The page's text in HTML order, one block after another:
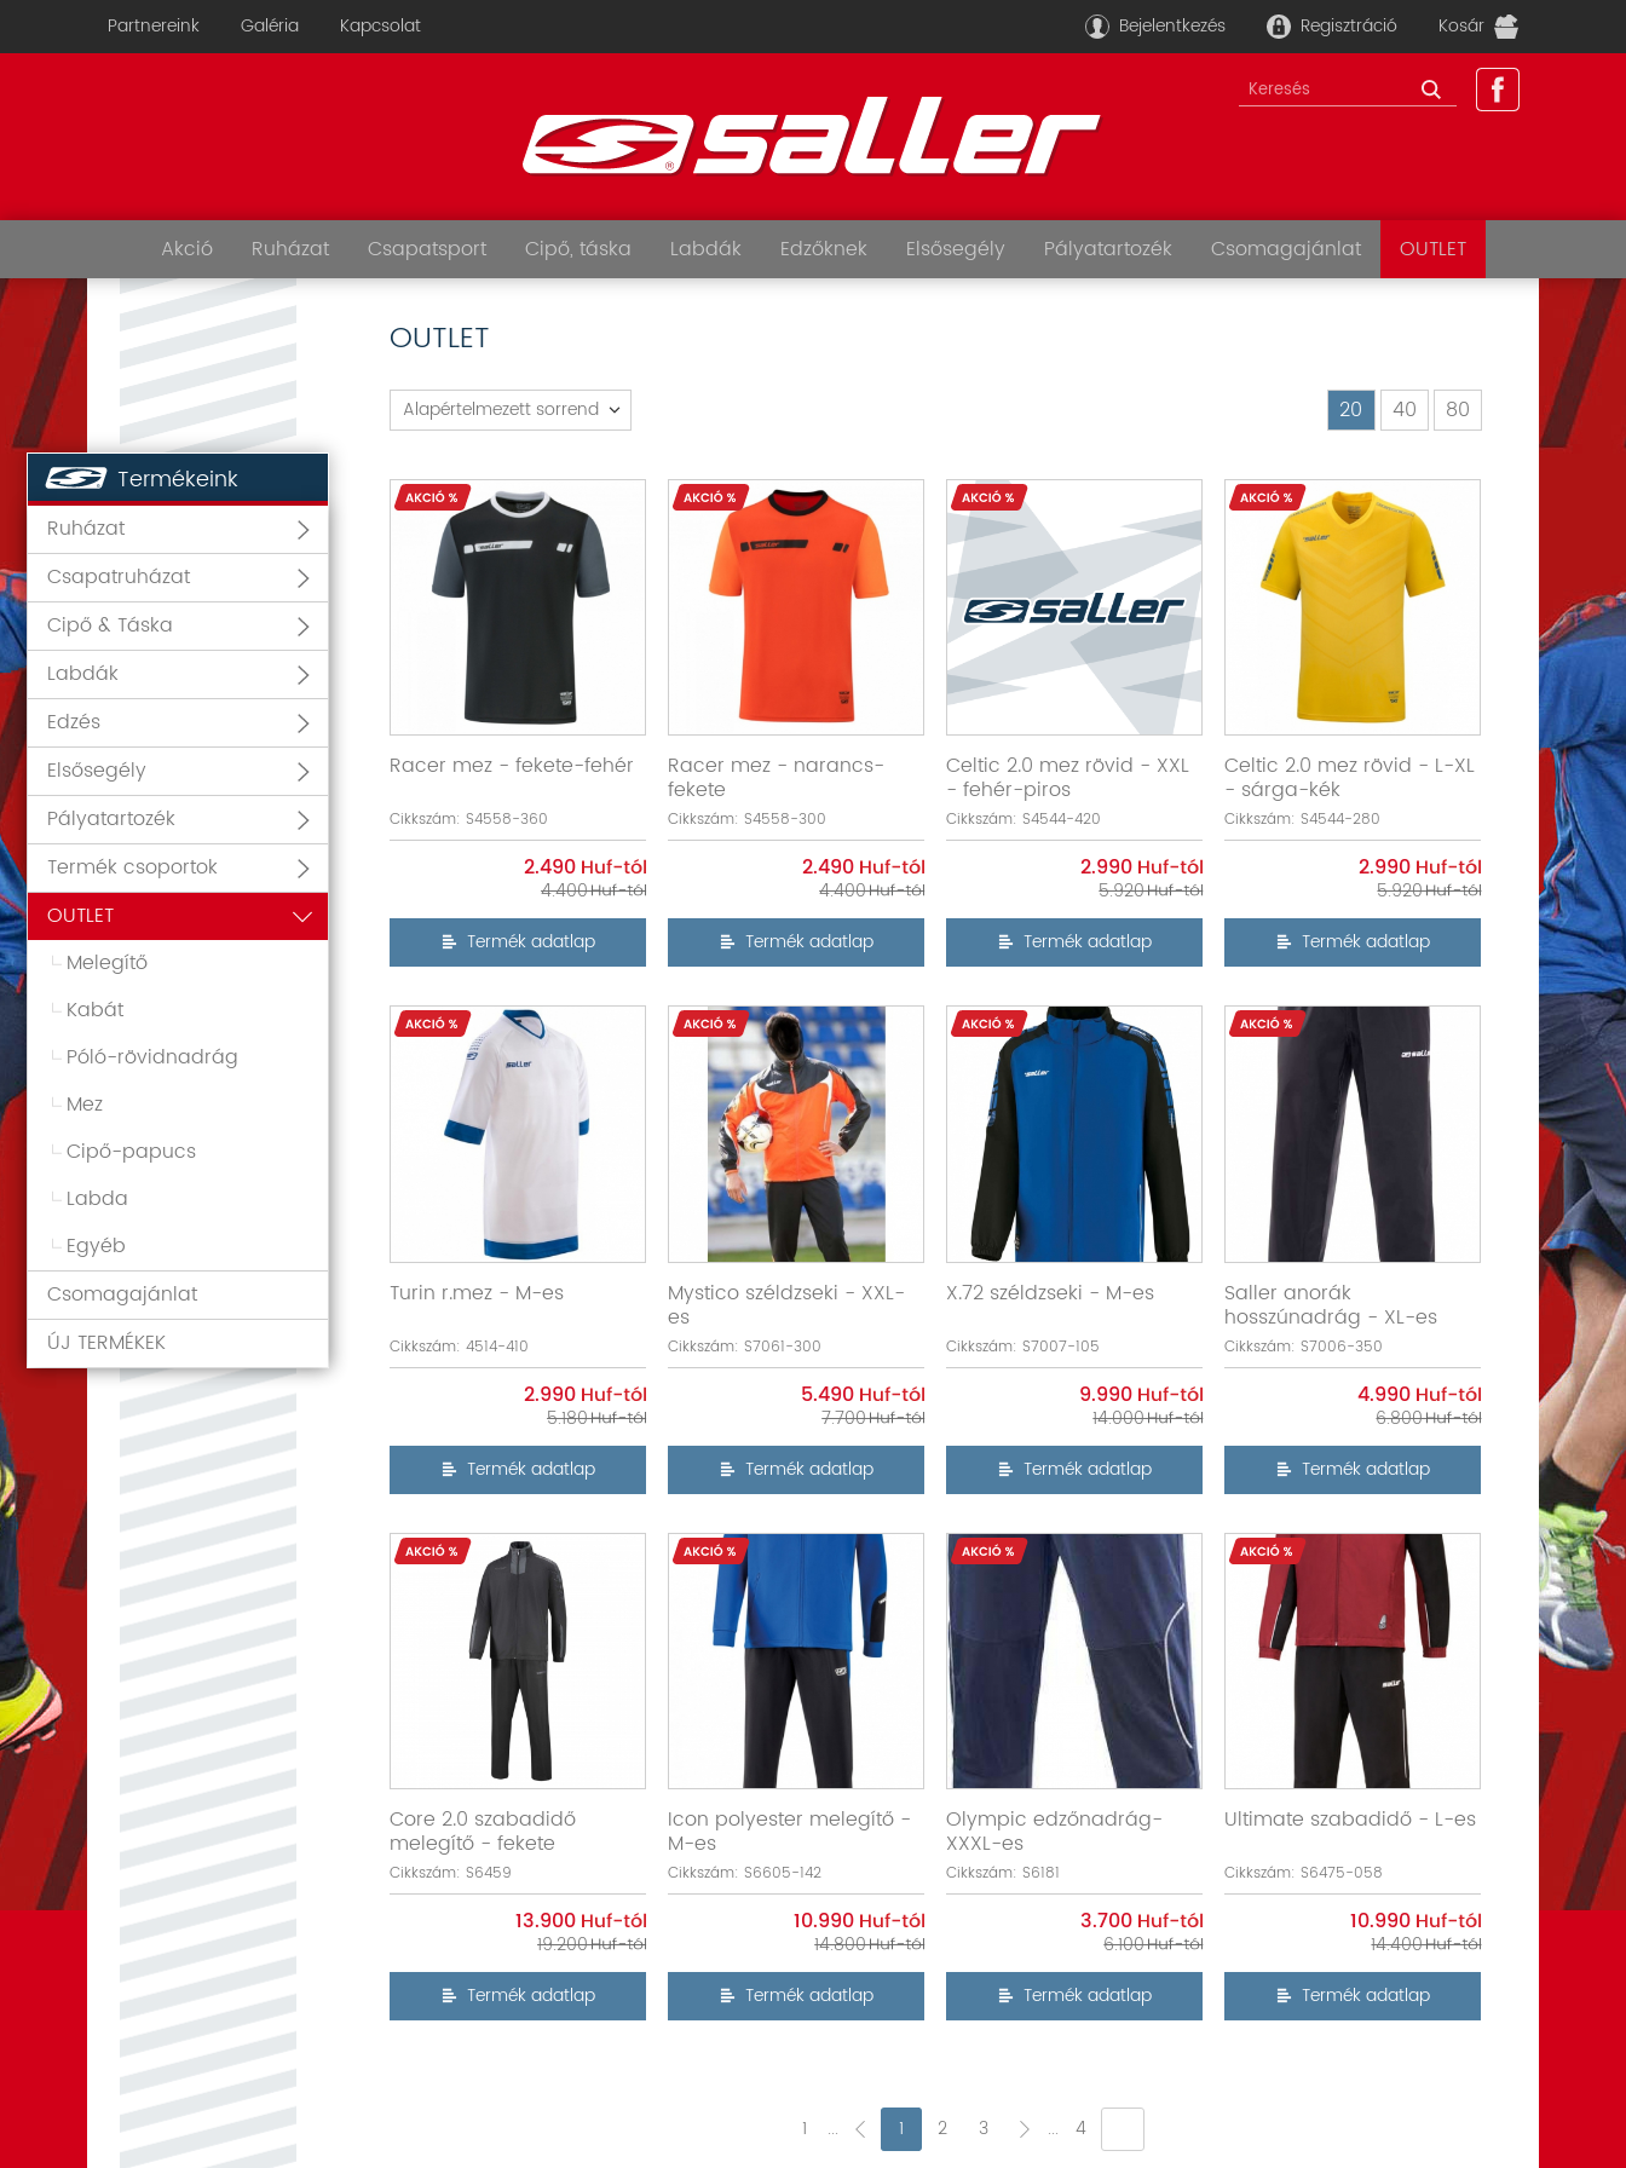
Partnereink Galéria Kapcsolat Bejelentkezés Regisztráció Kosár
Akció Ruházat Csapatsport Cipő, táska Labdák Edzőknek Elsősegély Pályatartozék Csomagajánlat OUTLET
Termékeink
Ruházat
Csapatruházat
Cipő & Táska
Labdák
Edzés
Elsősegély
Pályatartozék
Termék csoportok
OUTLET
Melegítő
Kabát
Póló-rövidnadrág
Mez
Cipő-papucs
Labda
Egyéb
Csomagajánlat
ÚJ TERMÉKEK
OUTLET
Alapértelmezett sorrend 20 40 80
Racer mez - fekete-fehér
Cikkszám: S4558-360
2.490
4.400
Termék adatlap
Racer mez - narancs-
fekete
Cikkszám: S4558-300
2.490
4.400
Termék adatlap
Celtic 2.0 mez rövid - XXL
- fehér-piros
Cikkszám: S4544-420
2.990
5.920
Termék adatlap
Celtic 2.0 mez rövid - L-XL
- sárga-kék
Cikkszám: S4544-280
2.990
5.920
Termék adatlap
Turin r.mez - M-es
Cikkszám: 4514-410
2.990
5.180
Termék adatlap
Mystico széldzseki - XXL-
es
Cikkszám: S7061-300
5.490
7.700
Termék adatlap
X.72 széldzseki - M-es
Cikkszám: S7007-105
9.990
14.000
Termék adatlap
Saller anorák
hosszúnadrág - XL-es
Cikkszám: S7006-350
4.990
6.800
Termék adatlap
Core 2.0 szabadidő
melegítő - fekete
Cikkszám: S6459
13.900
19.200
Termék adatlap
Icon polyester melegítő -
M-es
Cikkszám: S6605-142
10.990
14.800
Termék adatlap
Olympic edzőnadrág-
XXXL-es
Cikkszám: S6181
3.700
6.100
Termék adatlap
Ultimate szabadidő - L-es
Cikkszám: S6475-058
10.990
14.400
Termék adatlap
1 ... 1 2 3 ... 4